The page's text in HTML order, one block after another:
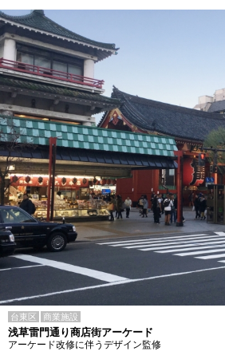
台東区 商業施設
浅草雷門通り商店街アーケード
アーケード改修に伴うデザイン監修